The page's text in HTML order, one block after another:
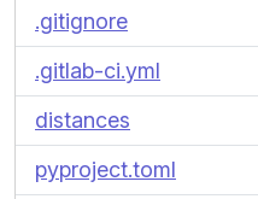
.gitignore
.gitlab-ci.yml
distances
pyproject.toml